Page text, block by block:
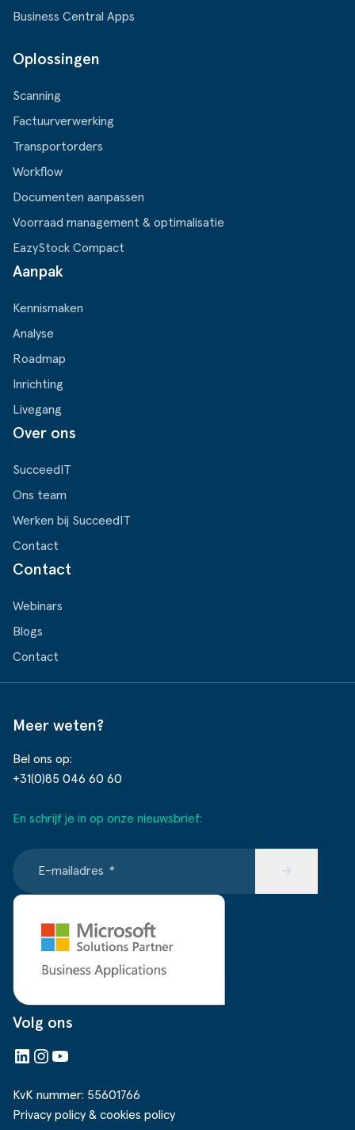
Business Central Apps
Oplossingen
Scanning
Factuurverwerking
Transportorders
Workflow
Documenten aanpassen
Voorraad management & optimalisatie
EazyStock Compact
Aanpak
Kennismaken
Analyse
Roadmap
Inrichting
Livegang
Over ons
SucceedIT
Ons team
Werken bij SucceedIT
Contact
Contact
Webinars
Blogs
Contact
Meer weten?
Bel ons op:
+31(0)85 046 60 60
En schrijf je in op onze nieuwsbrief:
E-mailadres * →
Volg ons
LinkedIn
Instagram
YouTube
KvK nummer: 55601766
Privacy policy & cookies policy